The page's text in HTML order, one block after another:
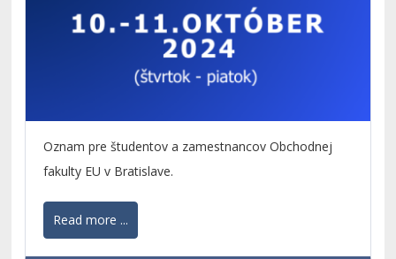
Oznam pre študentov a zamestnancov Obchodnej
fakulty EU v Bratislave.
Read more ...